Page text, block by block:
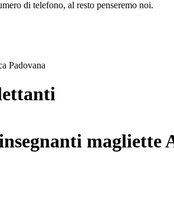
di telefono, al resto penseremo noi.
Padovana
magliette